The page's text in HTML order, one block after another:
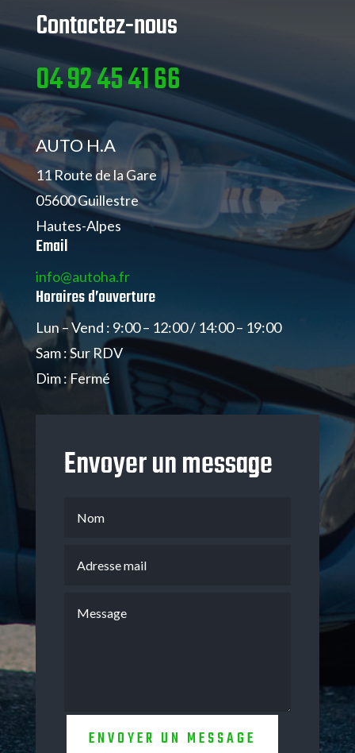
Contactez-nous
04 92 45 41 66
AUTO H.A
11 Route de la Gare
05600 Guillestre
Hautes-Alpes
Email
info@autoha.fr
Horaires d’ouverture
Lun – Vend : 9:00 – 12:00 / 14:00 – 19:00
Sam : Sur RDV
Dim : Fermé
Envoyer un message
ENVOYER UN MESSAGE